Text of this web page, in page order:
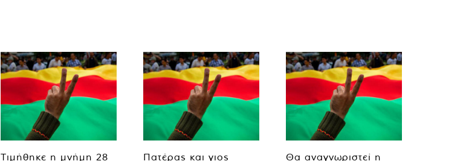
Τιμήθηκε η μνήμη 28
Πατέρας και γιος
Θα αναγνωριστεί η